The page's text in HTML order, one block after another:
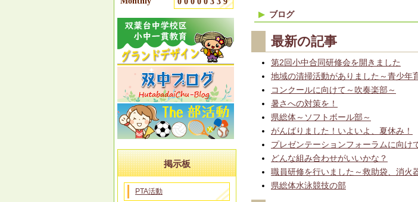
掲示板
PTA活動
ブログ
最新の記事
第2回小中合同研修会を開きました
地域の清掃活動がありました～青少年
コンクールに向けて～吹奏楽部～
暑さへの対策を！
県総体～ソフトボール部～
がんばりました！いよいよ、夏休み！
プレゼンテーションフォーラムに向け
どんな組み合わせがいいかな？
職員研修を行いました～救助袋、消火
県総体水泳競技の部